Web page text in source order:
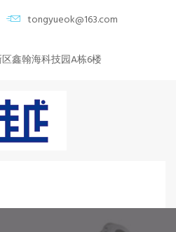
tongyueok@163.com
鑫翰海科技园A栋6楼